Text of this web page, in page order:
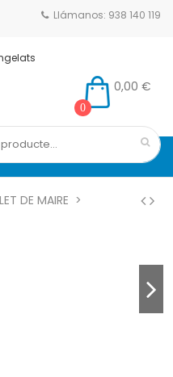
Llámanos: 938 140 119
0
0,00 €
DE MAIRE